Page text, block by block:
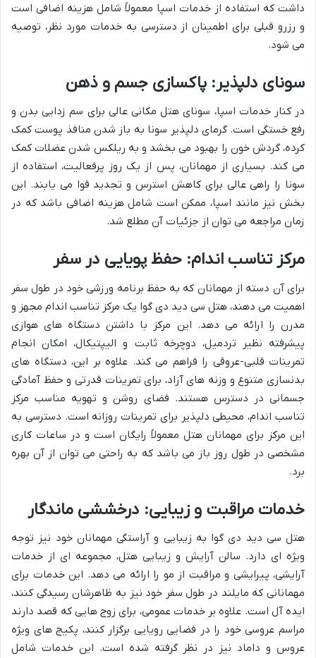
داشت که استفاده از خدمات اسپا معمولاً شامل هزینه اضافی است
و رزرو قبلی برای اطمینان از دسترسی به خدمات مورد نظر، توصیه
می شود.
سونای دلپذیر: پاکسازی جسم و ذهن
در کنار خدمات اسپا، سونای هتل مکانی عالی برای سم زدایی بدن و
رفع خستگی است. گرمای دلپذیر سونا به باز شدن منافذ پوست کمک
کرده، گردش خون را بهبود می بخشد و به ریلکس شدن عضلات کمک
می کند. بسیاری از مهمانان، پس از یک روز پرفعالیت، استفاده از
سونا را راهی عالی برای کاهش استرس و تجدید قوا می یابند. این
بخش نیز مانند اسپا، ممکن است شامل هزینه اضافی باشد که در
زمان مراجعه می توان از جزئیات آن مطلع شد.
مرکز تناسب اندام: حفظ پویایی در سفر
برای آن دسته از مهمانان که به حفظ برنامه ورزشی خود در طول سفر
اهمیت می دهند، هتل سی دید دی گوا یک مرکز تناسب اندام مجهز و
مدرن را ارائه می دهد. این مرکز با داشتن دستگاه های هوازی
پیشرفته نظیر تردمیل، دوچرخه ثابت و الیپتیکال، امکان انجام
تمرینات قلبی-عروقی را فراهم می کند. علاوه بر این، دستگاه های
بدنسازی متنوع و وزنه های آزاد، برای تمرینات قدرتی و حفظ آمادگی
جسمانی در دسترس هستند. فضای روشن و تهویه مناسب مرکز
تناسب اندام، محیطی دلپذیر برای تمرینات روزانه است. دسترسی به
این مرکز برای مهمانان هتل معمولاً رایگان است و در ساعات کاری
مشخصی در طول روز باز می باشد که به راحتی می توان از آن بهره
برد.
خدمات مراقبت و زیبایی: درخششی ماندگار
هتل سی دید دی گوا به زیبایی و آراستگی مهمانان خود نیز توجه
ویژه ای دارد. سالن آرایش و زیبایی هتل، مجموعه ای از خدمات
آرایشی، پیرایشی و مراقبت از مو را ارائه می دهد. این خدمات برای
مهمانانی که مایلند در طول سفر خود نیز به ظاهرشان رسیدگی کنند،
ایده آل است. علاوه بر خدمات عمومی، برای زوج هایی که قصد دارند
مراسم عروسی خود را در فضایی رویایی برگزار کنند، پکیج های ویژه
عروس و داماد نیز در نظر گرفته شده است. این خدمات شامل